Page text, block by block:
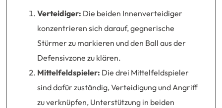
Verteidiger: Die beiden Innenverteidiger
konzentrieren sich darauf, gegnerische
Stürmer zu markieren und den Ball aus der
Defensivzone zu klären.
Mittelfeldspieler: Die drei Mittelfeldspieler
sind dafür zuständig, Verteidigung und Angriff
zu verknüpfen, Unterstützung in beiden